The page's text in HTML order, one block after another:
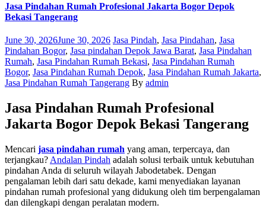
Jasa Pindahan Rumah Profesional Jakarta Bogor Depok
Bekasi Tangerang
Posted
on
June 30, 2026June 30, 2026 Categories
Jasa Pindah, Jasa Pindahan, Jasa
Pindahan Bogor, Jasa pindahan Depok Jawa Barat, Jasa Pindahan
Rumah, Jasa Pindahan Rumah Bekasi, Jasa Pindahan Rumah
Bogor, Jasa Pindahan Rumah Depok, Jasa Pindahan Rumah Jakarta,
Jasa Pindahan Rumah Tangerang Author
By admin
Jasa Pindahan Rumah Profesional
Jakarta Bogor Depok Bekasi Tangerang
Mencari jasa pindahan rumah yang aman, terpercaya, dan
terjangkau? Andalan Pindah adalah solusi terbaik untuk kebutuhan
pindahan Anda di seluruh wilayah Jabodetabek. Dengan
pengalaman lebih dari satu dekade, kami menyediakan layanan
pindahan rumah profesional yang didukung oleh tim berpengalaman
dan dilengkapi dengan peralatan modern.